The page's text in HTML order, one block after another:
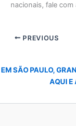
nacionais, fale com
PREVIOUS
EM SÃO PAULO,
AQUI E